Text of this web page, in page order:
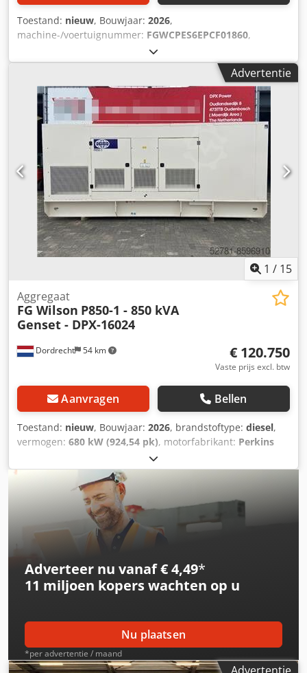
Toestand: nieuw, Bouwjaar: 2026,
machine-/voertuignummer: FGWCPES6EPCF01860,
, vermogen:
motorfabrikant:Perkins 2806A-E18TAG2, Toepassing:
Bouw Leeggewicht: 5.874 kg Generatorvermogen: 715 kVA
Laadruimafmetingen: 532 x 192 x 229 cm CE-markering: ja
Watertankinhoud: 1.132 l Neem contact op met Team DPX
voor meer informatie. = Verdere opties & accessoires = -
Accu Dkedexqv Dqopfx Acaer - Bedieningspaneel - Stalen
dak - Tankwagen
Advertentie
1 / 15
Dordrecht 54 km
Aggregaat
FG Wilson P850-1 - 850 kVA
Genset - DPX-16024
€ 120.750
Vaste prijs excl. btw
Aanvragen Bellen
Toestand: nieuw, Bouwjaar: 2026, brandstoftype: diesel,
vermogen: 680 kW (924,54 pk), motorfabrikant: Perkins
, Toepassing: Bouwsector Leeggewicht:
6.629 kg Generatorvermogen: 850 kVA Afmetingen
laadruimte: 557 x 217 x 240 cm CE-markering: ja
Watertankinhoud: 1.529 l Productieland: China Neem
contact op met Team DPX voor meer informatie. = Verdere
opties en accessoires = Djdpokhnqrjfx Acajkr - Accu -
Bedieningspaneel - Stalen dak - Tankwagen
Adverteer nu vanaf € 4,49*
11 miljoen koperswachten op u
Nu plaatsen
*per advertentie / maand